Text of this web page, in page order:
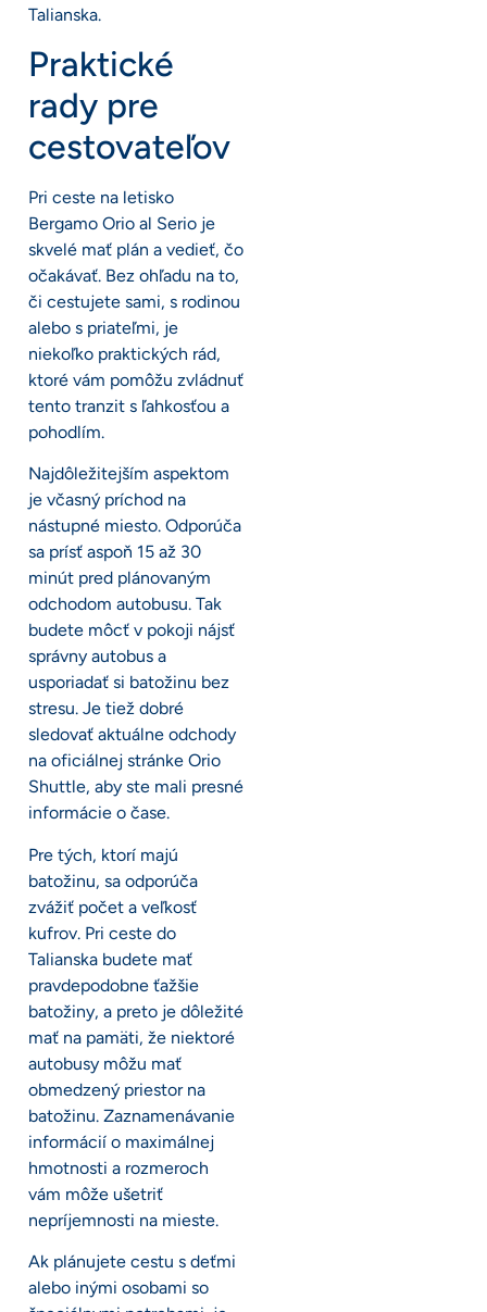
Talianska.
Praktické
rady pre
cestovateľov
Pri ceste na letisko
Bergamo Orio al Serio je
skvelé mať plán a vedieť, čo
očakávať. Bez ohľadu na to,
či cestujete sami, s rodinou
alebo s priateľmi, je
niekoľko praktických rád,
ktoré vám pomôžu zvládnuť
tento tranzit s ľahkosťou a
pohodlím.
Najdôležitejším aspektom
je včasný príchod na
nástupné miesto. Odporúča
sa prísť aspoň 15 až 30
minút pred plánovaným
odchodom autobusu. Tak
budete môcť v pokoji nájsť
správny autobus a
usporiadať si batožinu bez
stresu. Je tiež dobré
sledovať aktuálne odchody
na oficiálnej stránke Orio
Shuttle, aby ste mali presné
informácie o čase.
Pre tých, ktorí majú
batožinu, sa odporúča
zvážiť počet a veľkosť
kufrov. Pri ceste do
Talianska budete mať
pravdepodobne ťažšie
batožiny, a preto je dôležité
mať na pamäti, že niektoré
autobusy môžu mať
obmedzený priestor na
batožinu. Zaznamenávanie
informácií o maximálnej
hmotnosti a rozmeroch
vám môže ušetriť
nepríjemnosti na mieste.
Ak plánujete cestu s deťmi
alebo inými osobami so